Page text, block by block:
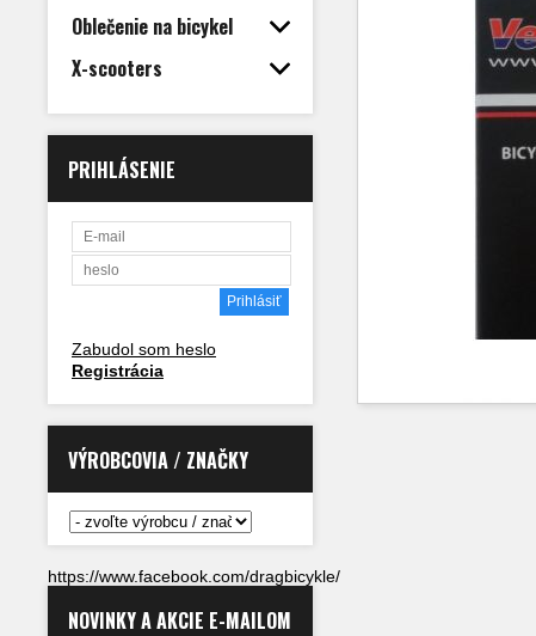
Oblečenie na bicykel
X-scooters
PRIHLÁSENIE
Zabudol som heslo
Registrácia
VÝROBCOVIA / ZNAČKY
https://www.facebook.com/dragbicykle/
NOVINKY A AKCIE E-MAILOM